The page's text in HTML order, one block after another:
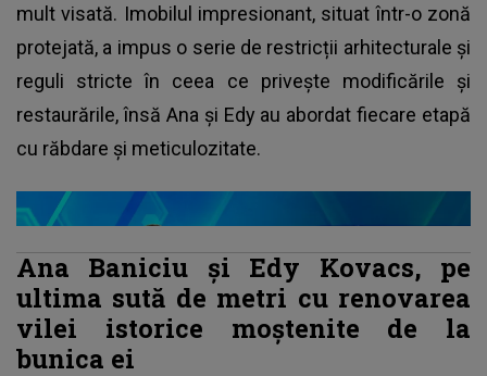
mult visată. Imobilul impresionant, situat într-o zonă
protejată, a impus o serie de restricții arhitecturale și
reguli stricte în ceea ce privește modificările și
restaurările, însă Ana și Edy au abordat fiecare etapă
cu răbdare și meticulozitate.
Ana Baniciu și Edy Kovacs, pe
ultima sută de metri cu renovarea
vilei istorice moștenite de la
bunica ei